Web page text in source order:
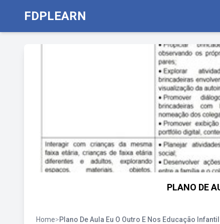
FDPLEARN
PLANO DE
Home>Plano De Aula Eu O Outro E Nos Educação Infantil